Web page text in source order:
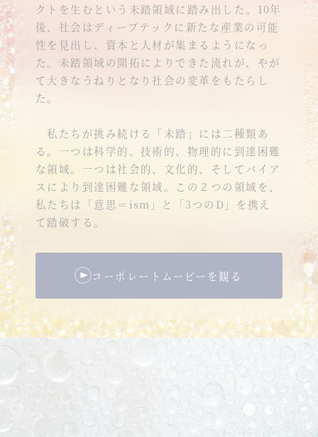
クトを生むという未踏領域に踏み出した。10年
後、社会はディープテックに新たな産業の可能
性を見出し、資本と人材が集まるようになっ
た。未踏領域の開拓によりできた流れが、やが
て大きなうねりとなり社会の変革をもたらし
た。
私たちが挑み続ける「未踏」には二種類あ
る。一つは科学的、技術的、物理的に到達困難
な領域。一つは社会的、文化的、そしてバイア
スにより到達困難な領域。この２つの領域を、
私たちは「意思＝ism」と「3つのD」を携え
て踏破する。
コーポレートムービーを観る